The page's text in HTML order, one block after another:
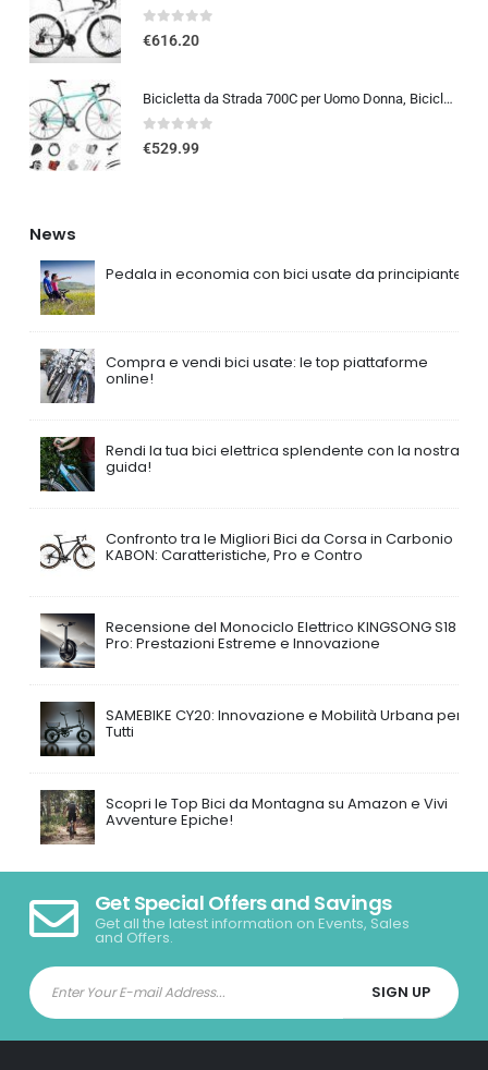
0out of 5
€616.20
Bicicletta da Strada 700C per Uomo Donna, Bicicletta da Corsa con Freno a Disco 24/27/30 velocità, Telaio in Acciaio ad Al…
0out of 5
€529.99
News
Pedala in economia con bici usate da principiante
Compra e vendi bici usate: le top piattaforme
online!
Rendi la tua bici elettrica splendente con la nostra
guida!
Confronto tra le Migliori Bici da Corsa in Carbonio
KABON: Caratteristiche, Pro e Contro
Recensione del Monociclo Elettrico KINGSONG S18
Pro: Prestazioni Estreme e Innovazione
SAMEBIKE CY20: Innovazione e Mobilità Urbana per
Tutti
Scopri le Top Bici da Montagna su Amazon e Vivi
Avventure Epiche!
Get Special Offers and Savings
Get all the latest information on Events, Sales
and Offers.